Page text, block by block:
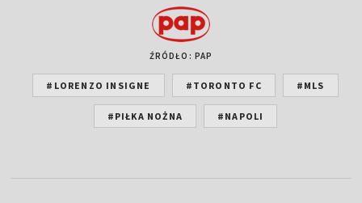
ŹRÓDŁO: PAP
#LORENZO INSIGNE #TORONTO FC #MLS
#PIŁKA NOŻNA #NAPOLI